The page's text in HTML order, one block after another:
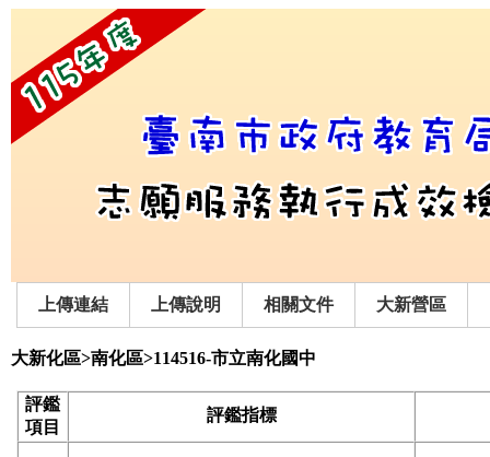
上傳連結 上傳說明 相關文件 大新營區
大新化區>南化區>114516-市立南化國中
評鑑
項目
評鑑指標